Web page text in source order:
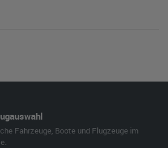
Fahrzeuge, Boote und Flugzeuge im